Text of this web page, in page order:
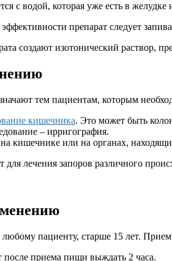
с водой, которая уже есть в
препарат следует
создают изотонический раствор,
тем пациентам, которым
кишечника. Это может быть
– ирригография.
кишечнике или на органах,
для лечения запоров различного
пациенту, старше 15 лет. Прием
после приема пищи выждать 2 часа.